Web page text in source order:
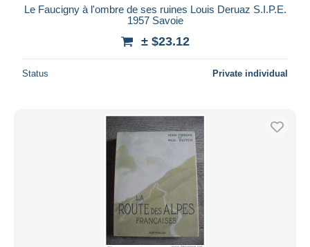
Le Faucigny à l'ombre de ses ruines Louis Deruaz S.I.P.E.
1957 Savoie
± $23.12
Status Private individual